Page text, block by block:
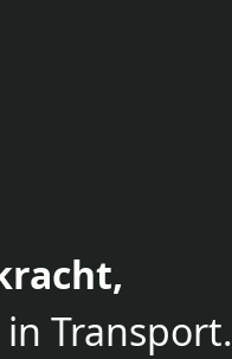
Transport.